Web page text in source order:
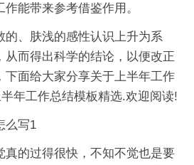
能带来参考借鉴作用。
的、肤浅的感性认识上升为系
从而得出科学的结论，以便改正
下面给大家分享关于上半年工作
年工作总结模板精选.欢迎阅读!
么写1
真的过得很快，不知不觉也是要